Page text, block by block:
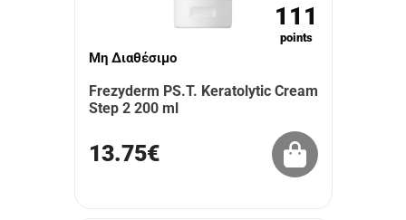
111
points
Μη Διαθέσιμο
Frezyderm PS.T. Keratolytic Cream
Step 2 200 ml
13.75€